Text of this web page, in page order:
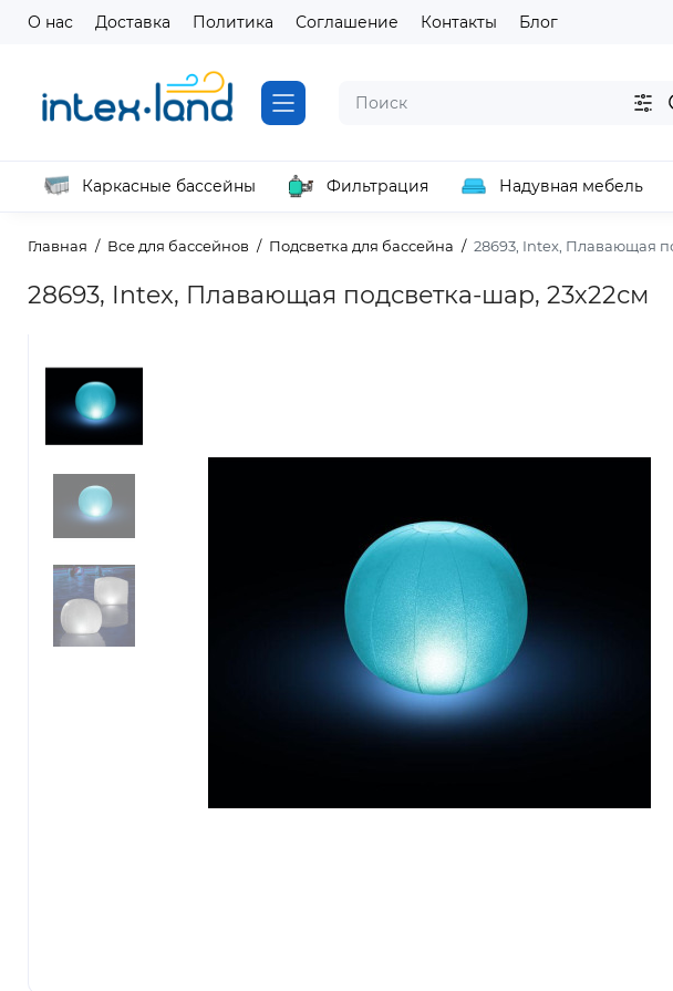
О нас Доставка Политика Соглашение Контакты Блог
Каркасные бассейны Фильтрация Надувная мебель
Главная Все для бассейнов Подсветка для бассейна 28693, Intex, Плавающая
28693, Intex, Плавающая подсветка-шар, 23х22см